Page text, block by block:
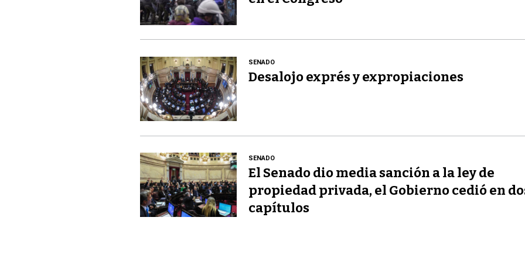
SENADO
Desalojo exprés y expropiaciones
SENADO
El Senado dio media sanción a la ley de
propiedad privada, el Gobierno cedió en
capítulos